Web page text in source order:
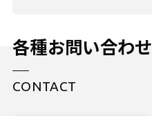
各種お問い合わせ
CONTACT